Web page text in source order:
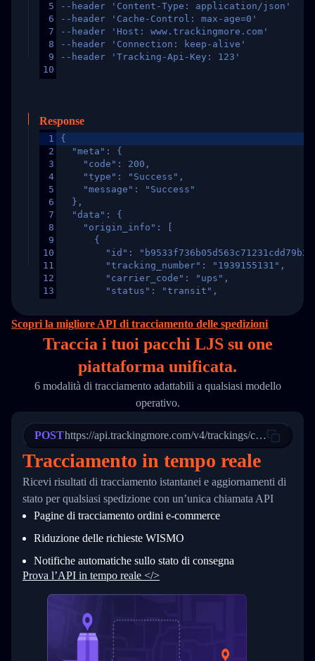
5
6
7
8
9
10
--header 'Content-Type: application/json'
--header 'Cache-Control: max-age=0'
--header 'Host: www.trackingmore.com'
--header 'Connection: keep-alive'
--header 'Tracking-Api-Key: 123'
Response
1
2
3
4
5
6
7
8
9
10
11
12
13
16
17
21
24
26
27
28
30
31
32
33
34
{
  "meta": {
    "code": 200,
    "type": "Success",
    "message": "Success"
  },
  "data": {
    "origin_info": [
      {
"id":
        "tracking_number": "1939155131",
        "carrier_code": "ups",
        "status": "transit",
        "itemTimeLength": 2,
        "weblink": "",
        "phone": null,
        "trackinfo": [
          {
            "Date": "2017-03-08 04: 22: 00",
"StatusDescription": "Departed
          },
          {
            "Date": "2017-03-06 15:28:00",
"StatusDescription": "Shipment
"Details": "BEIJING-
          }
        ]
      }
    ]
  }
}
Scopri la migliore API di tracciamento delle spedizioni
Traccia i tuoi pacchi LJS su one
piattaforma unificata.
6 modalità di tracciamento adattabili a qualsiasi modello
operativo.
POSThttps://api.trackingmore.com/v4/trackings/create
Tracciamento in tempo reale
Ricevi risultati di tracciamento istantanei e aggiornamenti di
stato per qualsiasi spedizione con un’unica chiamata API
Pagine di tracciamento ordini e‑commerce
Riduzione delle richieste WISMO
Notifiche automatiche sullo stato di consegna
Prova l’API in tempo reale </>